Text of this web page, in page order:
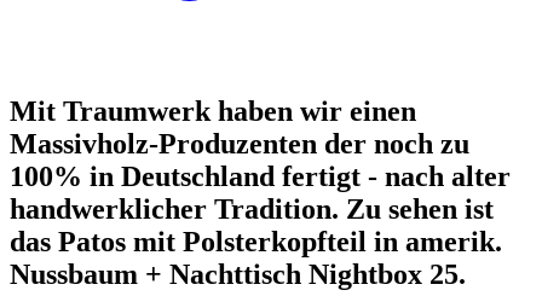
Mit Traumwerk haben wir einen
Massivholz-Produzenten der noch zu
100% in Deutschland fertigt - nach alter
handwerklicher Tradition. Zu sehen ist
das Patos mit Polsterkopfteil in amerik.
Nussbaum + Nachttisch Nightbox 25.